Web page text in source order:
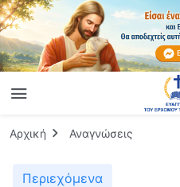
Αρχική Αναγνώσεις
Περιεχόμενα